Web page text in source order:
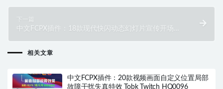
下一篇
中文FCPX插件：18款现代快闪动态幻灯片宣传开场白
相关文章
中文FCPX插件：20款视频画面自定义位置局部
故障干扰失真特效 Tobk Twitch HQ0096